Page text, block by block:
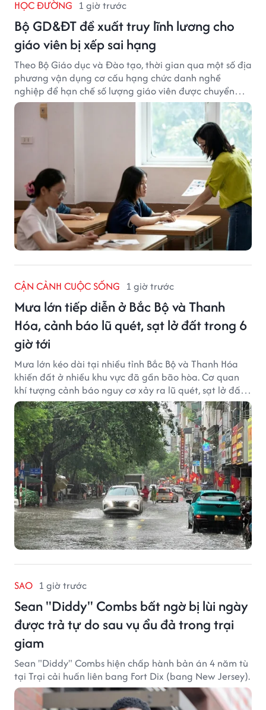
HỌC ĐƯỜNG 1 giờ trước
Bộ GD&ĐT đề xuất truy lĩnh lương cho
giáo viên bị xếp sai hạng
Theo Bộ Giáo dục và Đào tạo, thời gian qua một số địa
phương vận dụng cơ cấu hạng chức danh nghề
nghiệp để hạn chế số lượng giáo viên được chuyển
xếp từ hạng cũ sang hạng tương ứng theo quy định
mới, gây những bất cập.
CẬN CẢNH CUỘC SỐNG 1 giờ trước
Mưa lớn tiếp diễn ở Bắc Bộ và Thanh
Hóa, cảnh báo lũ quét, sạt lở đất trong 6
giờ tới
Mưa lớn kéo dài tại nhiều tỉnh Bắc Bộ và Thanh Hóa
khiến đất ở nhiều khu vực đã gần bão hòa. Cơ quan
khí tượng cảnh báo nguy cơ xảy ra lũ quét, sạt lở đất
trong những giờ tới.
SAO 1 giờ trước
Sean "Diddy" Combs bất ngờ bị lùi ngày
được trả tự do sau vụ ẩu đả trong trại
giam
Sean "Diddy" Combs hiện chấp hành bản án 4 năm tù
tại Trại cải huấn liên bang Fort Dix (bang New Jersey).